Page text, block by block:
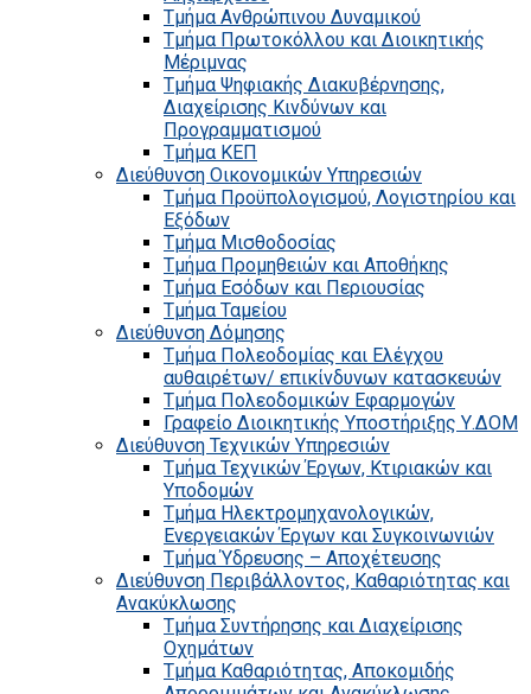
Τμήμα Ανθρώπινου Δυναμικού
Τμήμα Πρωτοκόλλου και Διοικητικής
Μέριμνας
Τμήμα Ψηφιακής Διακυβέρνησης,
Διαχείρισης Κινδύνων και
Προγραμματισμού
Τμήμα ΚΕΠ
Διεύθυνση Οικονομικών Υπηρεσιών
Τμήμα Προϋπολογισμού, Λογιστηρίου και
Εξόδων
Τμήμα Μισθοδοσίας
Τμήμα Προμηθειών και Αποθήκης
Τμήμα Εσόδων και Περιουσίας
Τμήμα Ταμείου
Διεύθυνση Δόμησης
Τμήμα Πολεοδομίας και Ελέγχου
αυθαιρέτων/ επικίνδυνων κατασκευών
Τμήμα Πολεοδομικών Εφαρμογών
Γραφείο Διοικητικής Υποστήριξης Υ.ΔΟΜ
Διεύθυνση Τεχνικών Υπηρεσιών
Τμήμα Τεχνικών Έργων, Κτιριακών και
Υποδομών
Τμήμα Ηλεκτρομηχανολογικών,
Ενεργειακών Έργων και Συγκοινωνιών
Τμήμα Ύδρευσης – Αποχέτευσης
Διεύθυνση Περιβάλλοντος, Καθαριότητας και
Ανακύκλωσης
Τμήμα Συντήρησης και Διαχείρισης
Οχημάτων
Τμήμα Καθαριότητας, Αποκομιδής